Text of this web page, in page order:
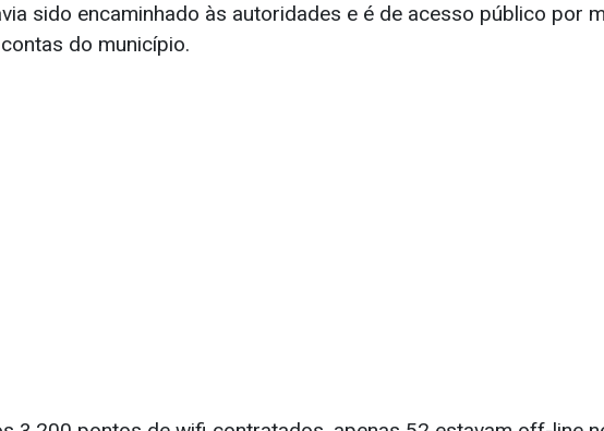
sido encaminhado às autoridades e é de acesso público por
do município.